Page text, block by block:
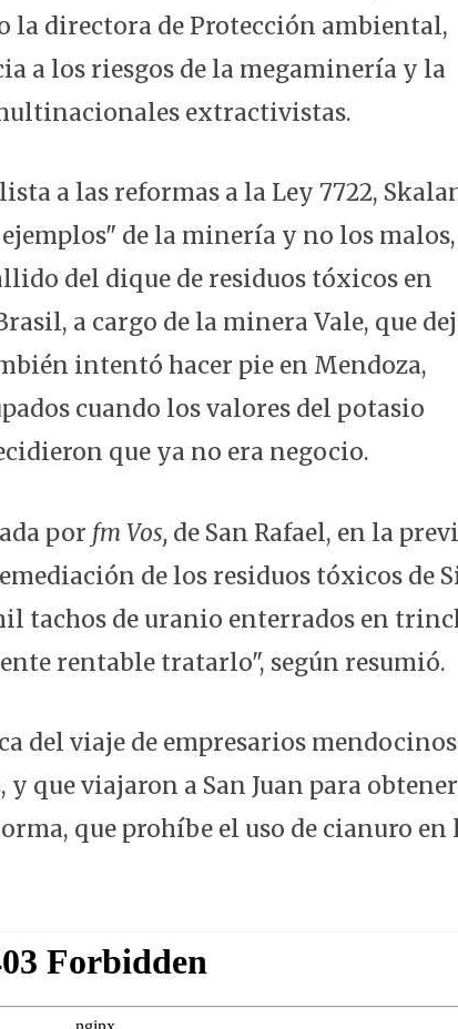
la directora de Protección ambiental,
a los riesgos de la megaminería y la
extractivistas.
a las reformas a la Ley 7722,
de la minería y no los malos,
del dique de residuos tóxicos en
a cargo de la minera Vale, que
intentó hacer pie en Mendoza,
cuando los valores del potasio
que ya no era negocio.
por fm Vos, de San Rafael, en la
de los residuos tóxicos de
tachos de uranio enterrados en
rentable tratarlo", según resumió.
del viaje de empresarios
que viajaron a San Juan para obtener
que prohíbe el uso de cianuro en